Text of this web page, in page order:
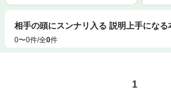
相手の頭にスンナリ入る 説明上手になる
0〜0件/全0件
1